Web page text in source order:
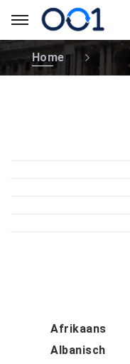
Home
Afrikaans
Albanisch